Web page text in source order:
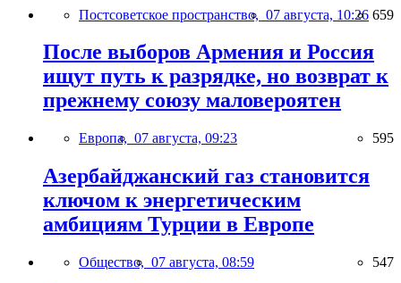
Постсоветское пространство, 07 августа, 10:26 659
После выборов Армения и Россия
ищут путь к разрядке, но возврат к
прежнему союзу маловероятен
Европа, 07 августа, 09:23 595
Азербайджанский газ становится
ключом к энергетическим
амбициям Турции в Европе
Общество, 07 августа, 08:59 547